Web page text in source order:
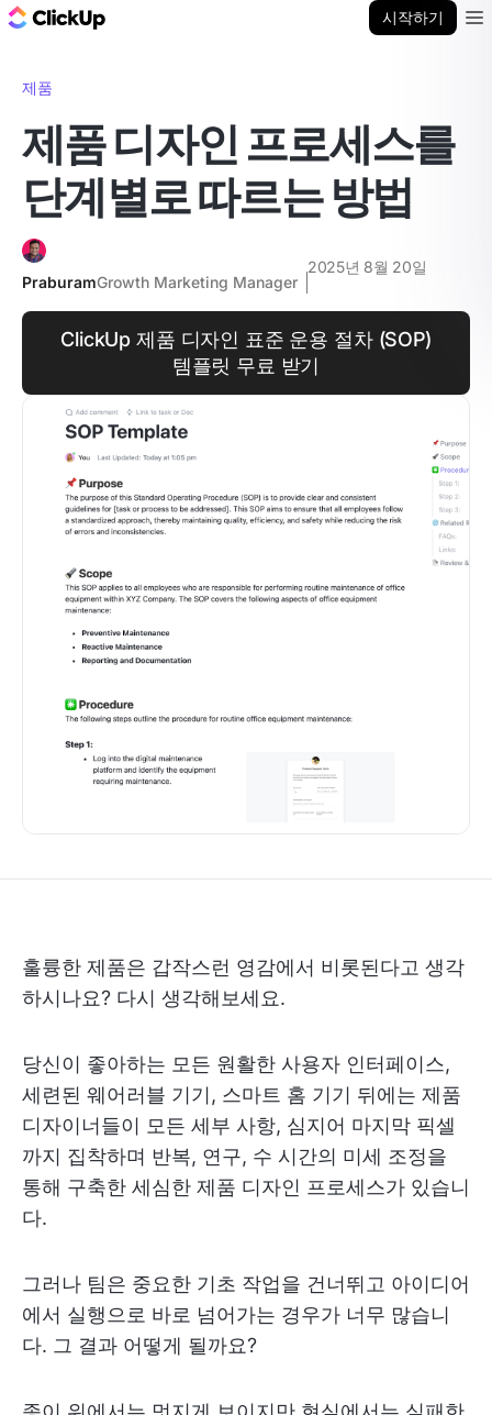
시작하기
제품
제품 디자인 프로세스를
단계별로 따르는 방법
PraburamGrowth Marketing Manager
2025년 8월 20일
ClickUp 제품 디자인 표준 운용 절차 (SOP)
템플릿 무료 받기
훌륭한 제품은 갑작스런 영감에서 비롯된다고 생각
하시나요? 다시 생각해보세요.
당신이 좋아하는 모든 원활한 사용자 인터페이스,
세련된 웨어러블 기기, 스마트 홈 기기 뒤에는 제품
디자이너들이 모든 세부 사항, 심지어 마지막 픽셀
까지 집착하며 반복, 연구, 수 시간의 미세 조정을
통해 구축한 세심한 제품 디자인 프로세스가 있습니
다.
그러나 팀은 중요한 기초 작업을 건너뛰고 아이디어
에서 실행으로 바로 넘어가는 경우가 너무 많습니
다. 그 결과 어떻게 될까요?